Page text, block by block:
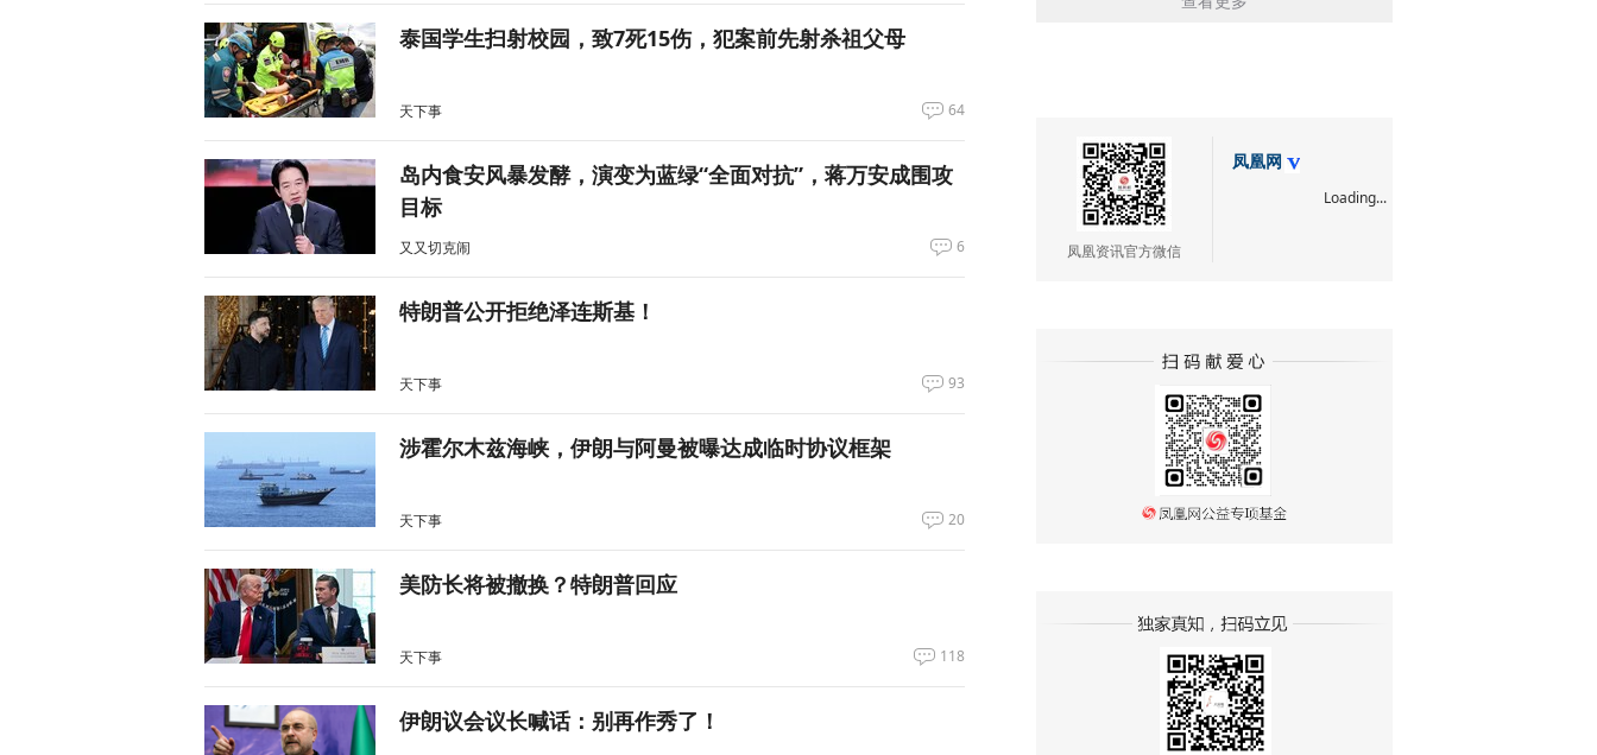
泰国学生扫射校园，致7死15伤，犯案前先射杀祖父母
天下事 64
岛内食安风暴发酵，演变为蓝绿“全面对抗”，蒋万安成围攻
目标
又又切克闹 6
特朗普公开拒绝泽连斯基！
天下事 93
涉霍尔木兹海峡，伊朗与阿曼被曝达成临时协议框架
天下事 20
美防长将被撤换？特朗普回应
天下事 118
伊朗议会议长喊话：别再作秀了！
凤凰资讯官方微信
凤凰网
Loading...